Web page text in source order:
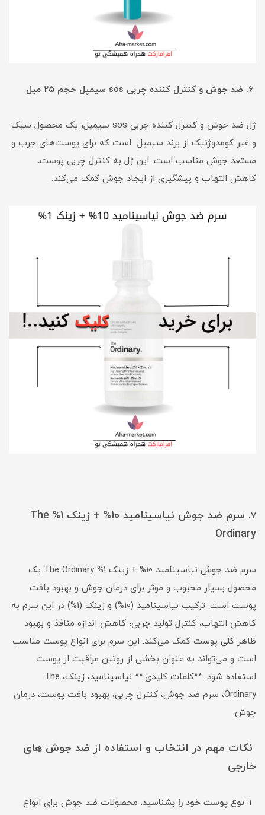
6. ضد جوش و کنترل کننده چربی sos سیمپل حجم ۲۵ میل
ژل ضد جوش و کنترل کننده چربی sos سیمپل، یک محصول سبک
و غیر کومدوژنیک از برند سیمپل است که برای پوست‌های چرب و
مستعد جوش مناسب است. این ژل به کنترل چربی پوست،
کاهش التهاب و پیشگیری از ایجاد جوش کمک می‌کند.
7
. سرم ضد جوش نیاسینامید 10% + زینک 1% The
Ordinary
سرم ضد جوش نیاسینامید 10% + زینک 1% The Ordinary یک
محصول بسیار محبوب و موثر برای درمان جوش و بهبود بافت
پوست است. ترکیب نیاسینامید (10%) و زینک (1%) در این سرم به
کاهش التهاب، کنترل تولید چربی، کاهش اندازه منافذ و بهبود
ظاهر کلی پوست کمک می‌کند. این سرم برای انواع پوست مناسب
است و می‌تواند به عنوان بخشی از روتین مراقبت از پوست
استفاده شود. **کلمات کلیدی:** نیاسینامید، زینک، The
Ordinary، سرم ضد جوش، کنترل چربی، بهبود بافت پوست، درمان
جوش.
نکات مهم در انتخاب و استفاده از ضد جوش های
خارجی
نوع پوست خود را بشناسید: محصولات ضد جوش برای انواع